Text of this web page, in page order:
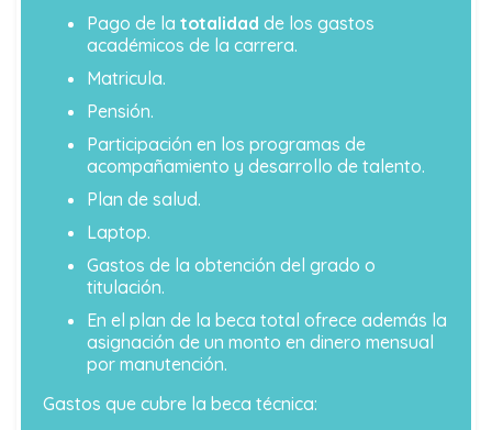
Pago de la totalidad de los gastos
académicos de la carrera.
Matricula.
Pensión.
Participación en los programas de
acompañamiento y desarrollo de talento.
Plan de salud.
Laptop.
Gastos de la obtención del grado o
titulación.
En el plan de la beca total ofrece además la
asignación de un monto en dinero mensual
por manutención.
Gastos que cubre la beca técnica: